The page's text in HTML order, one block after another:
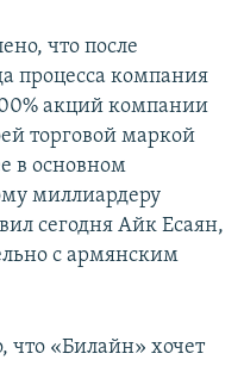
что после
процесса компания
акций компании
торговой маркой
в основном
миллиардеру
сегодня Айк Есаян,
с армянским
что «Билайн» хочет